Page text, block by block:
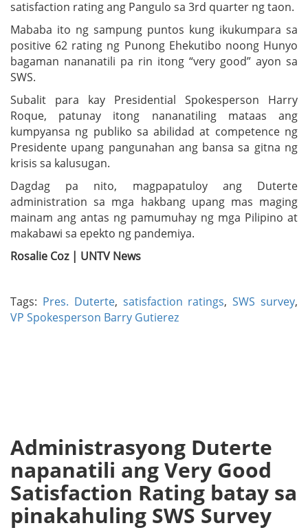
satisfaction rating ang Pangulo sa 3rd quarter ng taon.
Mababa ito ng sampung puntos kung ikukumpara sa
positive 62 rating ng Punong Ehekutibo noong Hunyo
bagaman nananatili pa rin itong “very good” ayon sa
SWS.
Subalit para kay Presidential Spokesperson Harry
Roque, patunay itong nananatiling mataas ang
kumpyansa ng publiko sa abilidad at competence ng
Presidente upang pangunahan ang bansa sa gitna ng
krisis sa kalusugan.
Dagdag pa nito, magpapatuloy ang Duterte
administration sa mga hakbang upang mas maging
mainam ang antas ng pamumuhay ng mga Pilipino at
makabawi sa epekto ng pandemiya.
Rosalie Coz | UNTV News
Tags: Pres. Duterte, satisfaction ratings,SWS survey,
VP Spokesperson Barry Gutierez
Administrasyong Duterte
napanatili ang Very Good
Satisfaction Rating batay sa
pinakahuling SWS Survey